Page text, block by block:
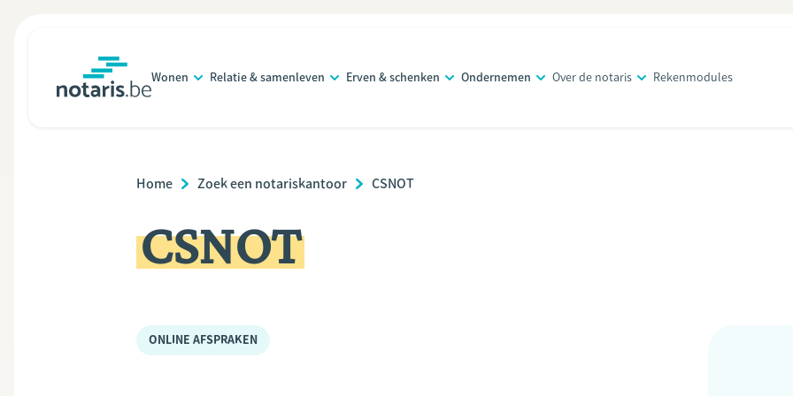
Wonen Relatie & samenleven Erven & schenken Ondernemen Over de notaris Rekenmodules
Breadcrumb
Home Zoek een notariskantoor CSNOT
CSNOT
ONLINE AFSPRAKEN